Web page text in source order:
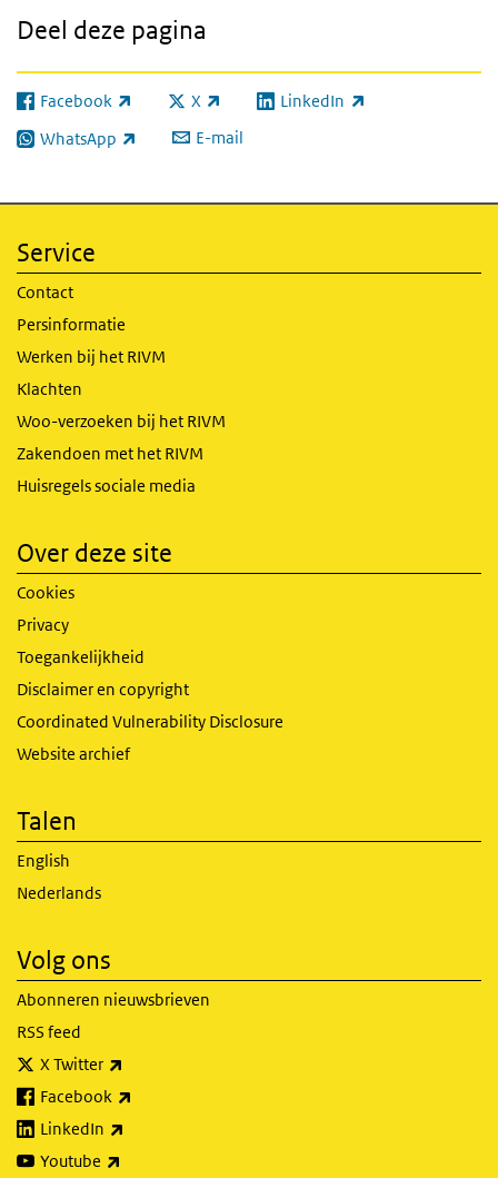
Deel deze pagina
Facebook
(externe link) X
(externe link) LinkedIn
(externe link)
WhatsApp
(externe link) E-mail
Service
Contact
Persinformatie
Werken bij het RIVM
Klachten
Woo-verzoeken bij het RIVM
Zakendoen met het RIVM
Huisregels sociale media
Over deze site
Cookies
Privacy
Toegankelijkheid
Disclaimer en copyright
Coordinated Vulnerability Disclosure
Website archief
Talen
English
Nederlands
Volg ons
Abonneren nieuwsbrieven
RSS feed
X Twitter
Facebook
LinkedIn
Youtube